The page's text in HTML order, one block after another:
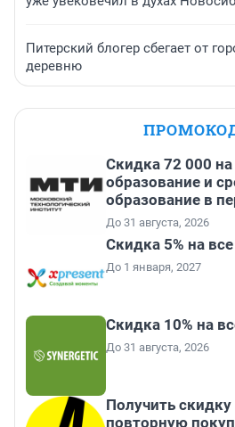
Питерский блогер сбегает от
деревню
Скидка 72 000
образование и
образование в
До 31 августа, 2026
Скидка 5% на
До 1 января, 2027
Скидка 10% на
До 31 августа, 2026
Получить
повторную